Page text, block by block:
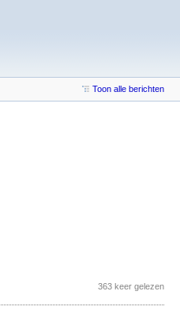
Toon alle berichten
363 keer gelezen